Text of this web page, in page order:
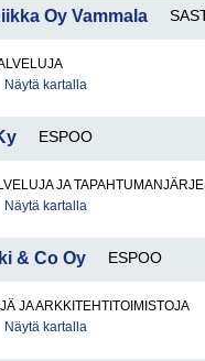
Oy Vammala
Näytä kartalla
ESPOO
JA
Näytä kartalla
& Co Oy ESPOO
JA ARKKITEHTITOIMISTOJA
Näytä kartalla